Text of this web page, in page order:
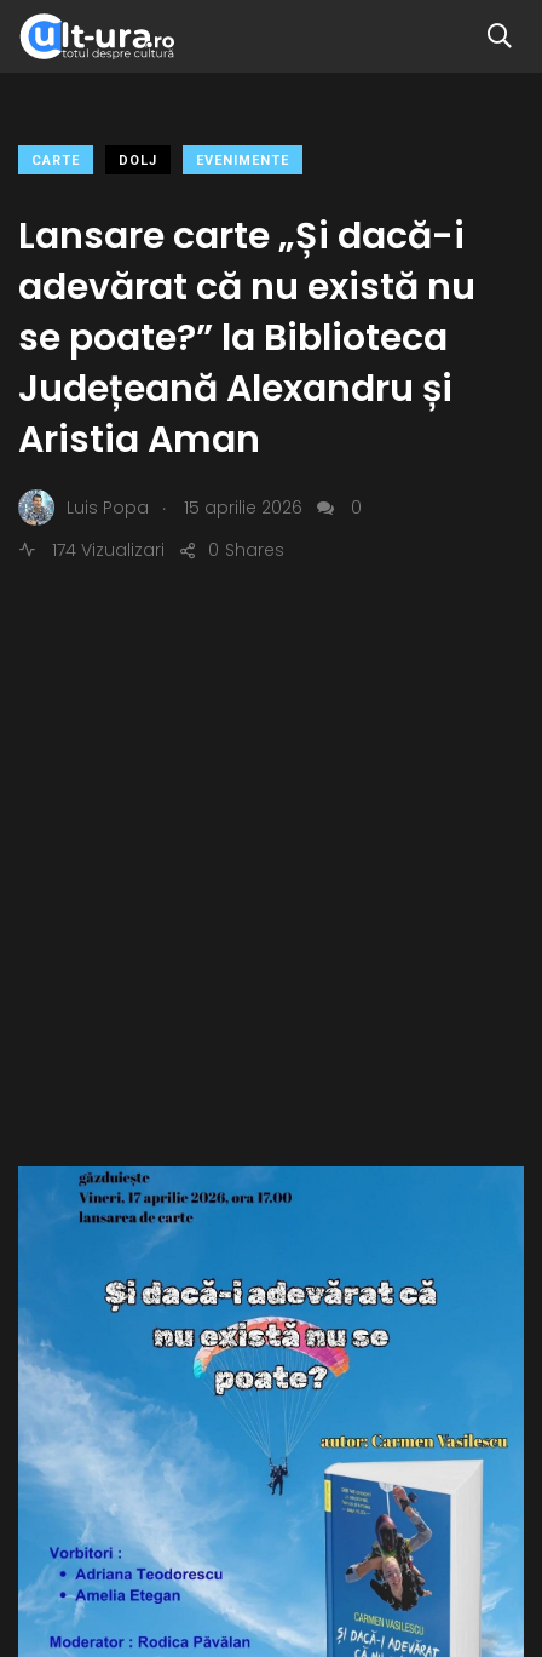
CARTE DOLJ EVENIMENTE
Lansare carte „Și dacă-i
adevărat că nu există nu
se poate?” la Biblioteca
Județeană Alexandru și
Aristia Aman
Luis Popa . 15 aprilie 2026
0
174 Vizualizari
Shares
0